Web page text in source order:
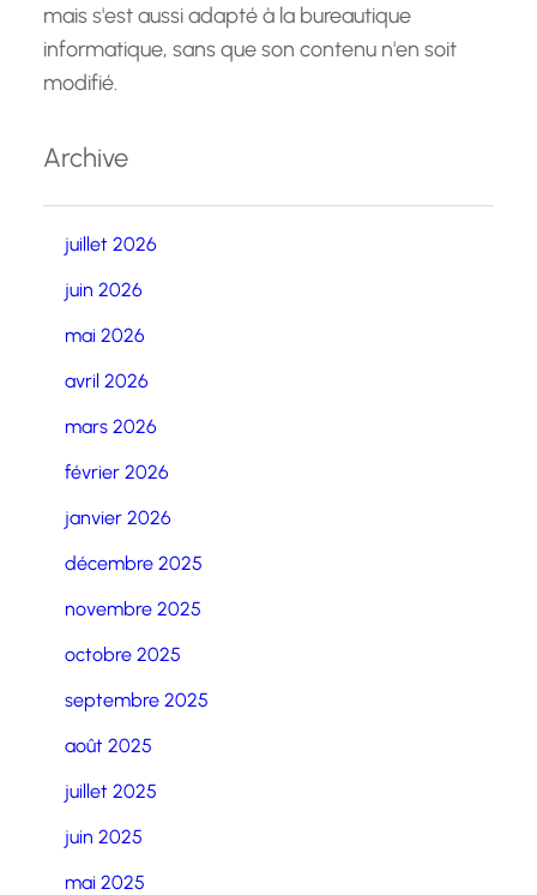
mais s'est aussi adapté à la bureautique
informatique, sans que son contenu n'en soit
modifié.
Archive
juillet 2026
juin 2026
mai 2026
avril 2026
mars 2026
février 2026
janvier 2026
décembre 2025
novembre 2025
octobre 2025
septembre 2025
août 2025
juillet 2025
juin 2025
mai 2025